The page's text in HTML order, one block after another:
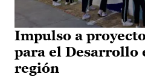
Impulso a
para el Desarrollo
región